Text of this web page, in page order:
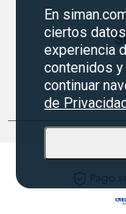
En
ciertos
experiencia
contenidos y
continuar
de